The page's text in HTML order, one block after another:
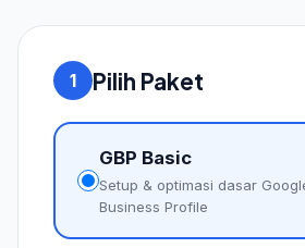
1 Pilih Paket
GBP Basic
Setup & optimasi dasar
Business Profile